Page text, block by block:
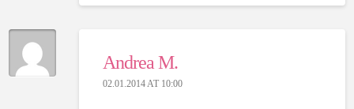
Andrea M.
02.01.2014 AT 10:00